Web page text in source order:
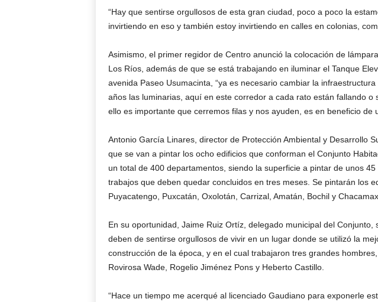
“Hay que sentirse orgullosos de esta gran ciudad, poco a poco la
invirtiendo en eso y también estoy invirtiendo en calles en colonias,
Asimismo, el primer regidor de Centro anunció la colocación de
Los Ríos, además de que se está trabajando en iluminar el Tanque
avenida Paseo Usumacinta, “ya es necesario cambiar la
años las luminarias, aquí en este corredor a cada rato están fallando o
ello es importante que cerremos filas y nos ayuden, es en beneficio de
Antonio García Linares, director de Protección Ambiental y Desarrollo
que se van a pintar los ocho edificios que conforman el Conjunto
un total de 400 departamentos, siendo la superficie a pintar de unos 45
trabajos que deben quedar concluidos en tres meses. Se pintarán los
Puyacatengo, Puxcatán, Oxolotán, Carrizal, Amatán, Bochil y Chacamax,
En su oportunidad, Jaime Ruiz Ortíz, delegado municipal del Conjunto,
deben de sentirse orgullosos de vivir en un lugar donde se utilizó la
construcción de la época, y en el cual trabajaron tres grandes
Rovirosa Wade, Rogelio Jiménez Pons y Heberto Castillo.
“Hace un tiempo me acerqué al licenciado Gaudiano para exponerle